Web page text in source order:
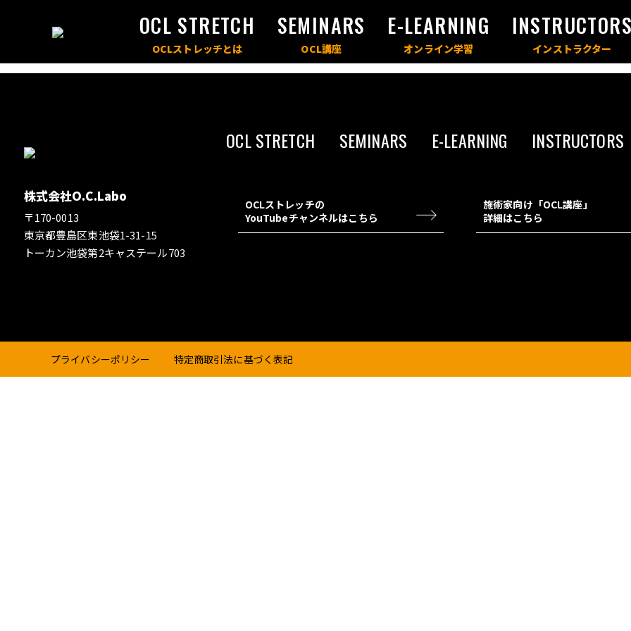
OCL STRETCH SEMINARS E-LEARNING INSTRUCTORS
株式会社O.C.Labo
〒170-0013
東京都豊島区東池袋1-31-15
トーカン池袋第2キャステール703
OCL STRETCH SEMINARS E-LEARNING INSTRUCTORS
OCLストレッチの
YouTubeチャンネルはこちら
施術家向け「OCL講座」
詳細はこちら
プライバシーポリシー 特定商取引法に基づく表記